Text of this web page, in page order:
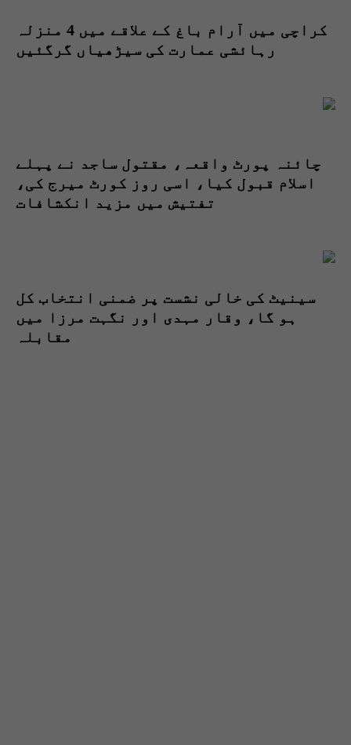
کراچی میں آرام باغ کے علاقے میں 4 منزلہ
رہائشی عمارت کی سیڑھیاں گرگئیں
چائنہ پورٹ واقعہ، مقتول ساجد نے پہلے
اسلام قبول کیا، اسی روز کورٹ میرج کی،
تفتیش میں مزید انکشافات
سینیٹ کی خالی نشست پر ضمنی انتخاب کل
ہو گا، وقار مہدی اور نگہت مرزا میں
مقابلہ